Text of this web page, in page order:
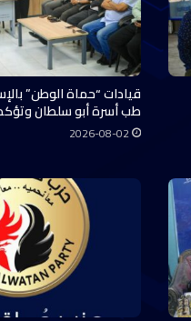
قيادات “حماة الوطن”
طب أسرة أبو سلطان
2026-08-02